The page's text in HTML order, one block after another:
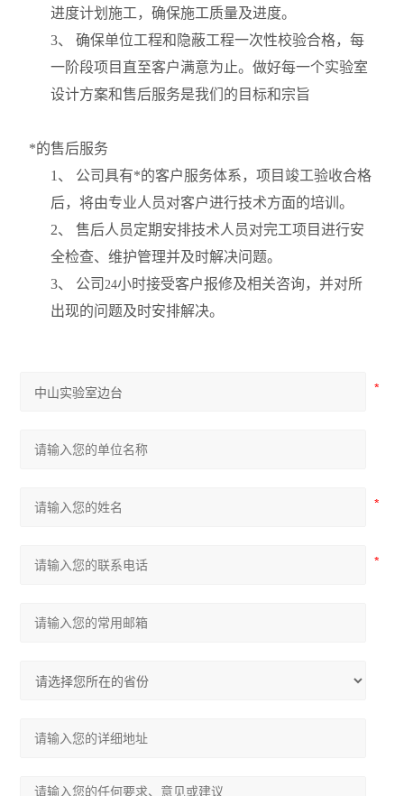
进度计划施工，确保施工质量及进度。
3、 确保单位工程和隐蔽工程一次性校验合格，每
一阶段项目直至客户满意为止。做好每一个实验室
设计方案和售后服务是我们的目标和宗旨
*的售后服务
1 、 公司具有*的客户服务体系，项目竣工验收合格
后，将由专业人员对客户进行技术方面的培训。
2、 售后人员定期安排技术人员对完工项目进行安
全检查、维护管理并及时解决问题。
3、 公司 24小时接受客户报修及相关咨询，并对所
出现的问题及时安排解决。